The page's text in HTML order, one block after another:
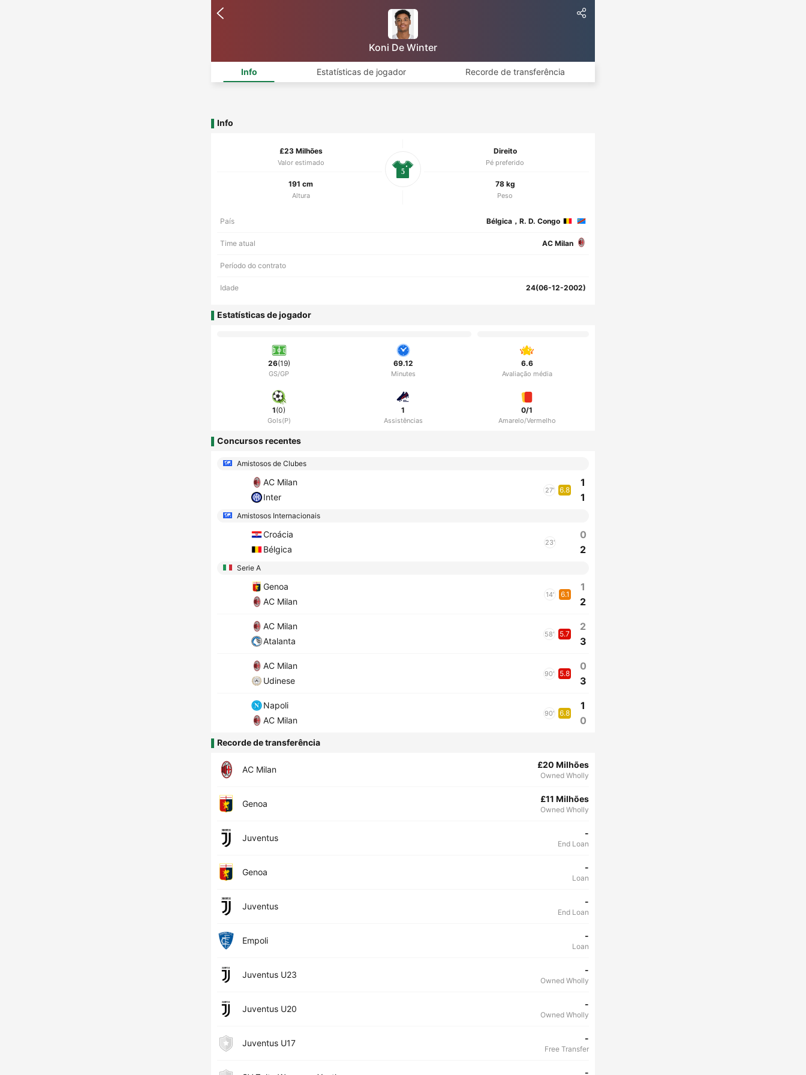
Koni De Winter
Info Estatísticas de jogador Recorde de transferência
Info
£23 Milhões
Valor estimado
Direito
Pé preferido
191 cm
Altura
78 kg
Peso
5
País Bélgica，R. D. Congo
Time atual AC Milan
Período do contrato
Idade 24(06-12-2002)
Estatísticas de jogador
26(19)
GS/GP
69.12
Minutes
6.6
Avaliação média
1(0)
Gols(P)
1
Assistências
0/1
Amarelo/Vermelho
Concursos recentes
Amistosos de Clubes
AC Milan
Inter
27' 6.8
1
1
Amistosos Internacionais
Croácia
Bélgica
23'
0
2
Serie A
Genoa
AC Milan
14' 6.1
1
2
AC Milan
Atalanta
58' 5.7
2
3
AC Milan
Udinese
90' 5.8
0
3
Napoli
AC Milan
90' 6.8
1
0
Recorde de transferência
AC Milan £20 Milhões
Owned Wholly
Genoa £11 Milhões
Owned Wholly
Juventus -
End Loan
Genoa -
Loan
Juventus -
End Loan
Empoli -
Loan
Juventus U23 -
Owned Wholly
Juventus U20 -
Owned Wholly
Juventus U17 -
Free Transfer
-